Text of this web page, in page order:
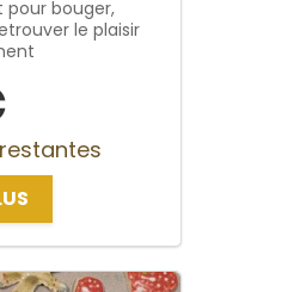
pour bouger,
le plaisir